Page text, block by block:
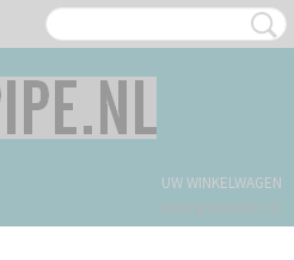
UW WINKELWAGEN